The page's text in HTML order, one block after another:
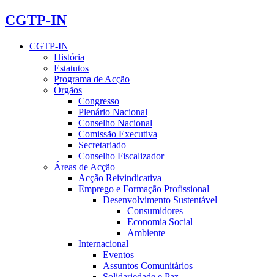
CGTP-IN
CGTP-IN
História
Estatutos
Programa de Acção
Órgãos
Congresso
Plenário Nacional
Conselho Nacional
Comissão Executiva
Secretariado
Conselho Fiscalizador
Áreas de Acção
Acção Reivindicativa
Emprego e Formação Profissional
Desenvolvimento Sustentável
Consumidores
Economia Social
Ambiente
Internacional
Eventos
Assuntos Comunitários